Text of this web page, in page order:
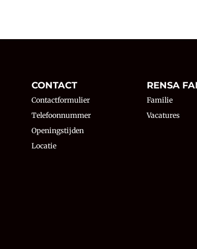
CONTACT
Contactformulier
Telefoonnummer
Openingstijden
Locatie
RENSA
Familie
Vacatures